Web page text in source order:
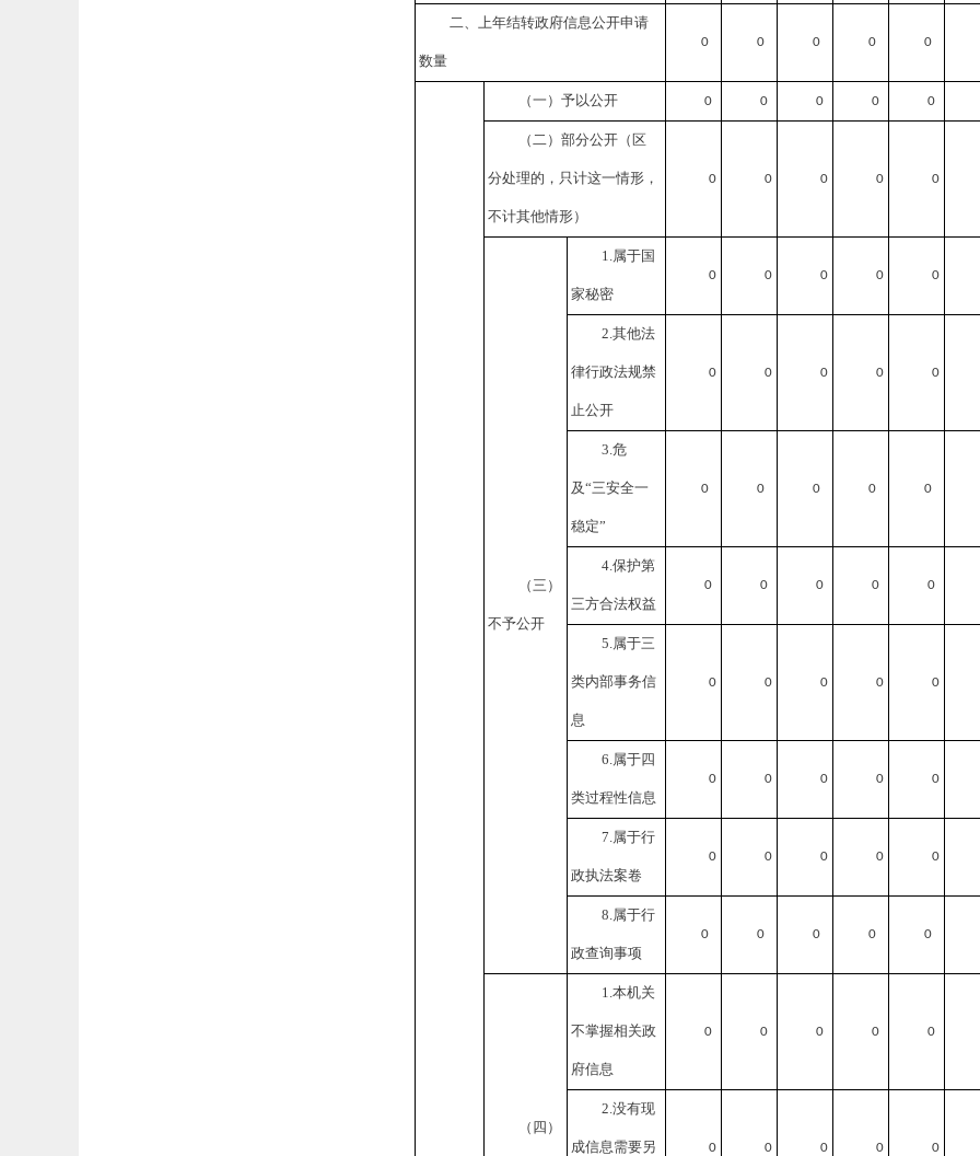
二、上年结转政府信息公开申请
数量
0 0 0 0 0
（一）予以公开 0 0 0 0 0
（二）部分公开 （区
分处理的，只计这一情形，
不计其他情形）
0 0 0 0 0
（三）
不予公开
1.属于国
家秘密
0 0 0 0 0
2.其他法
律行政法规禁
止公开
0 0 0 0 0
3.危
及“三安全一
稳定”
0 0 0 0 0
4.保护第
三方合法权益
0 0 0 0 0
5.属于三
类内部事务信
息
0 0 0 0 0
6.属于四
类过程性信息
0 0 0 0 0
7.属于行
政执法案卷
0 0 0 0 0
8.属于行
政查询事项
0 0 0 0 0
（四）
1.本机关
不掌握相关政
府信息
0 0 0 0 0
2.没有现
成信息需要另 0 0 0 0 0